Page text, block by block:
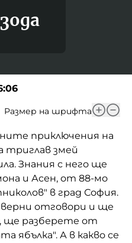
Размер на шрифта
приключения на
триглав змей
Знания с него ще
и Асен, от 88-мо
в град София.
отговори и ще
ще разберете от
ябълка". А в какво се